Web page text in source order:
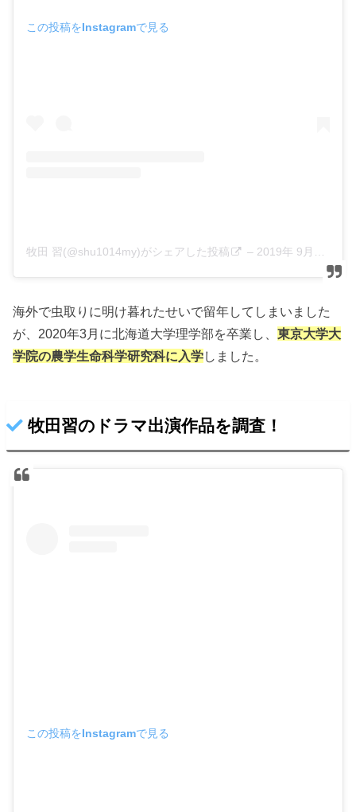
この投稿をInstagramで見る
牧田 習(@shu1014my)がシェアした投稿 – 2019年 9月月20日午前6時03分PDT
海外で虫取りに明け暮れたせいで留年してしまいました
が、2020年3月に北海道大学理学部を卒業し、東京大学大
学院の農学生命科学研究科に入学しました。
牧田習のドラマ出演作品を調査！
この投稿をInstagramで見る